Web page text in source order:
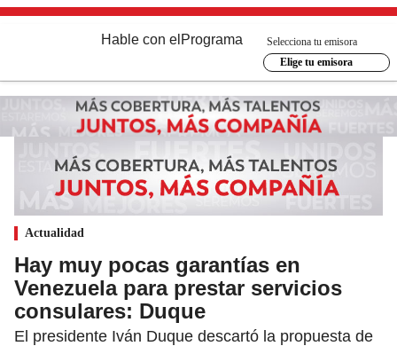
Hable con el Programa
Selecciona tu emisora
Elige tu emisora
Actualidad
Hay muy pocas garantías en
Venezuela para prestar servicios
consulares: Duque
El presidente Iván Duque descartó la propuesta de